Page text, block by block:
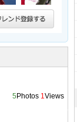
5 Photos 1Views